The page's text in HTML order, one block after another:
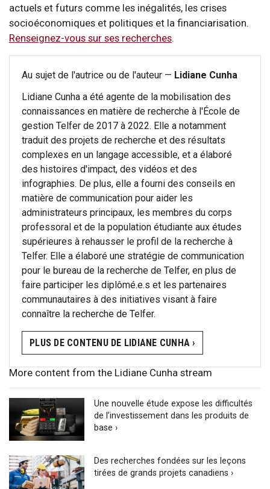
actuels et futurs comme les inégalités, les crises
socioéconomiques et politiques et la financiarisation.
Renseignez-vous sur ses recherches.
Au sujet de l'autrice ou de l'auteur — Lidiane Cunha
Lidiane Cunha a été agente de la mobilisation des
connaissances en matière de recherche à l'École de
gestion Telfer de 2017 à 2022. Elle a notamment
traduit des projets de recherche et des résultats
complexes en un langage accessible, et a élaboré
des histoires d'impact, des vidéos et des
infographies. De plus, elle a fourni des conseils en
matière de communication pour aider les
administrateurs principaux, les membres du corps
professoral et de la population étudiante aux études
supérieures à rehausser le profil de la recherche à
Telfer. Elle a élaboré une stratégie de communication
pour le bureau de la recherche de Telfer, en plus de
faire participer les diplômé.e.s et les partenaires
communautaires à des initiatives visant à faire
connaître la recherche de Telfer.
PLUS DE CONTENU DE LIDIANE CUNHA ›
More content from the Lidiane Cunha stream
Une nouvelle étude expose les difficultés
de l’investissement dans les produits de
base ›
Des recherches fondées sur les leçons
tirées de grands projets canadiens ›